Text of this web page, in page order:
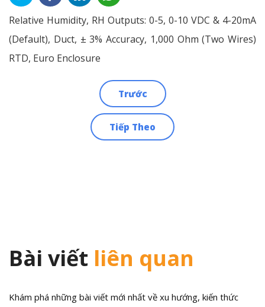
Relative Humidity, RH Outputs: 0-5, 0-10 VDC & 4-20mA
(Default), Duct, ± 3% Accuracy, 1,000 Ohm (Two Wires)
RTD, Euro Enclosure
Trước
Tiếp Theo
Bài viết liên quan
Khám phá những bài viết mới nhất về xu hướng, kiến thức